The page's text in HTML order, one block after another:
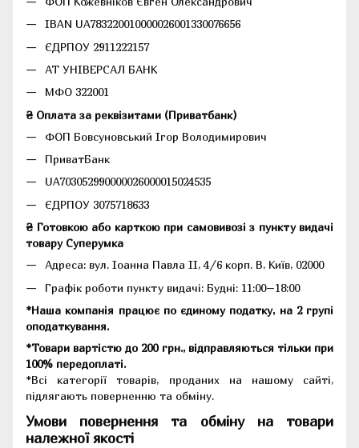
IBAN UA783220010000026001330076656
ЄДРПОУ 2911222157
АТ УНІВЕРСАЛ БАНК
МФО 322001
₴ Оплата за реквізитами (Приватбанк)
ФОП Бовсуновський Ігор Володимирович
ПриватБанк
UA703052990000026000015024535
ЄДРПОУ 3075718633
₴ Готовкою або карткою при самовивозі з пункту видачі
товару Суперумка
Адреса: вул. Іоанна Павла II, 4/6 корп. В, Київ, 02000
Графік роботи пункту видачі: Будні: 11:00–18:00
*Наша компанія працює по єдиному податку, на 2 групі
оподаткування.
*Товари вартістю до 200 грн., відправляються тільки при
100% передоплаті.
*Всі категорії товарів, проданих на нашому сайті,
підлягають поверненню та обміну.
Умови повернення та обміну на товари
належної якості